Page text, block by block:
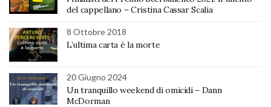
del cappellano – Cristina Cassar Scalia
8 Ottobre 2018
L’ultima carta è la morte
20 Giugno 2024
Un tranquillo weekend di omicidi – Dann
McDorman